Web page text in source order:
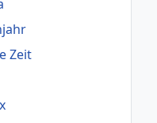
Zeit